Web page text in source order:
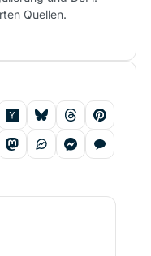
Quellen.